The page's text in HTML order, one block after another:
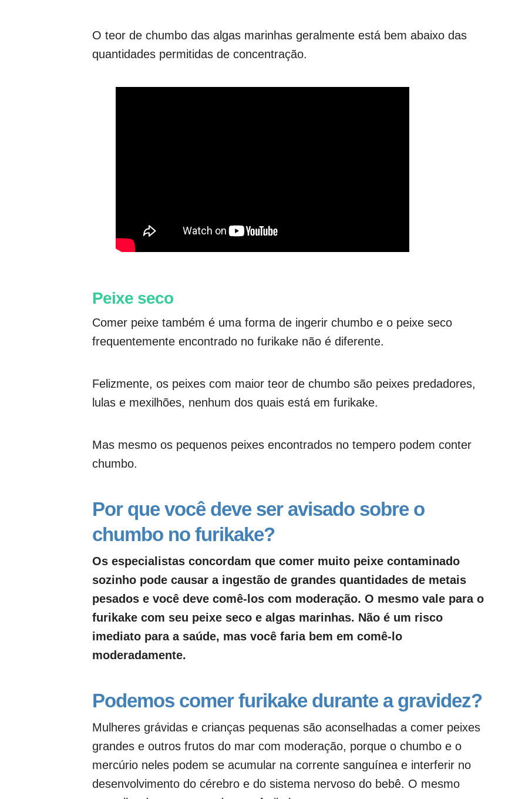
O teor de chumbo das algas marinhas geralmente está bem abaixo das
quantidades permitidas de concentração.
Peixe seco
Comer peixe também é uma forma de ingerir chumbo e o peixe seco
frequentemente encontrado no furikake não é diferente.
Felizmente, os peixes com maior teor de chumbo são peixes predadores,
lulas e mexilhões, nenhum dos quais está em furikake.
Mas mesmo os pequenos peixes encontrados no tempero podem conter
chumbo.
Por que você deve ser avisado sobre o
chumbo no furikake?
Os especialistas concordam que comer muito peixe contaminado
sozinho pode causar a ingestão de grandes quantidades de metais
pesados ​​e você deve comê-los com moderação. O mesmo vale para o
furikake com seu peixe seco e algas marinhas. Não é um risco
imediato para a saúde, mas você faria bem em comê-lo
moderadamente.
Podemos comer furikake durante a gravidez?
Mulheres grávidas e crianças pequenas são aconselhadas a comer peixes
grandes e outros frutos do mar com moderação, porque o chumbo e o
mercúrio neles podem se acumular na corrente sanguínea e interferir no
desenvolvimento do cérebro e do sistema nervoso do bebê. O mesmo